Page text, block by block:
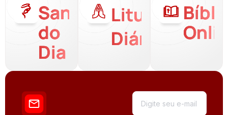
Santo
do
Dia
Liturgia
Diária